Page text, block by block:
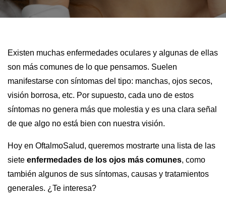
Existen muchas enfermedades oculares y algunas de ellas
son más comunes de lo que pensamos. Suelen
manifestarse con síntomas del tipo: manchas, ojos secos,
visión borrosa, etc. Por supuesto, cada uno de estos
síntomas no genera más que molestia y es una clara señal
de que algo no está bien con nuestra visión.
Hoy en OftalmoSalud, queremos mostrarte una lista de las
siete enfermedades de los ojos más comunes, como
también algunos de sus síntomas, causas y tratamientos
generales. ¿Te interesa?